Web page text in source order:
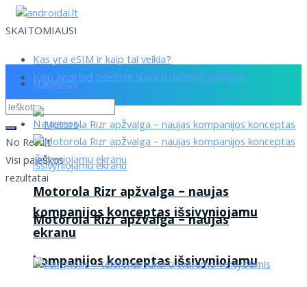
SKAITOMIAUSI
Kas yra eSIM ir kaip tai veikia?
Kaip Android telefone sukurti darbinę paskyrą
No Result
Visi paieškos
rezultatai
Naujienos
Motorola Rizr apžvalga – naujas
kompanijos konceptas išsivyniojamu
Naujienos
Motorola Rizr apžvalga – naujas
kompanijos konceptas išsivyniojamu
ekranu